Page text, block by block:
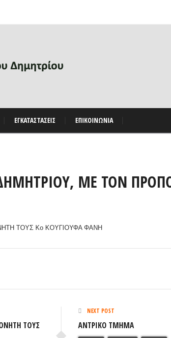
ΕΓΚΑΤΑΣΤΑΣΕΙΣ ΕΠΙΚΟΙΝΩΝΙΑ
ΜΕ ΤΟΝ
ΤΟΥΣ
NEXT POST
ΑΝΤΡΙΚΟ ΤΜΗΜΑ